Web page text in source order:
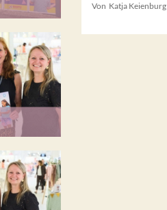
Von Katja Keienburg